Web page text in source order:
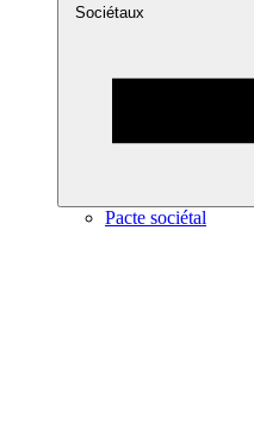
Sociétaux
Pacte sociétal